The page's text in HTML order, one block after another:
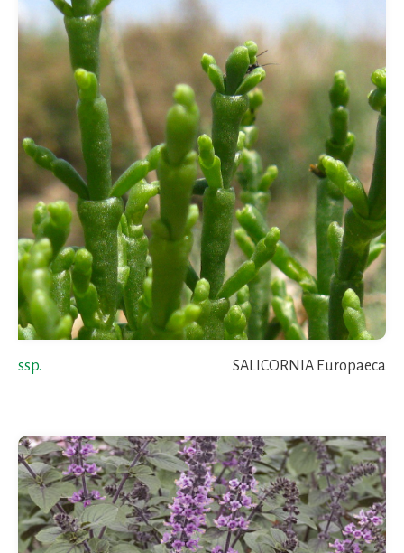
ssp. SALICORNIA Europaeca